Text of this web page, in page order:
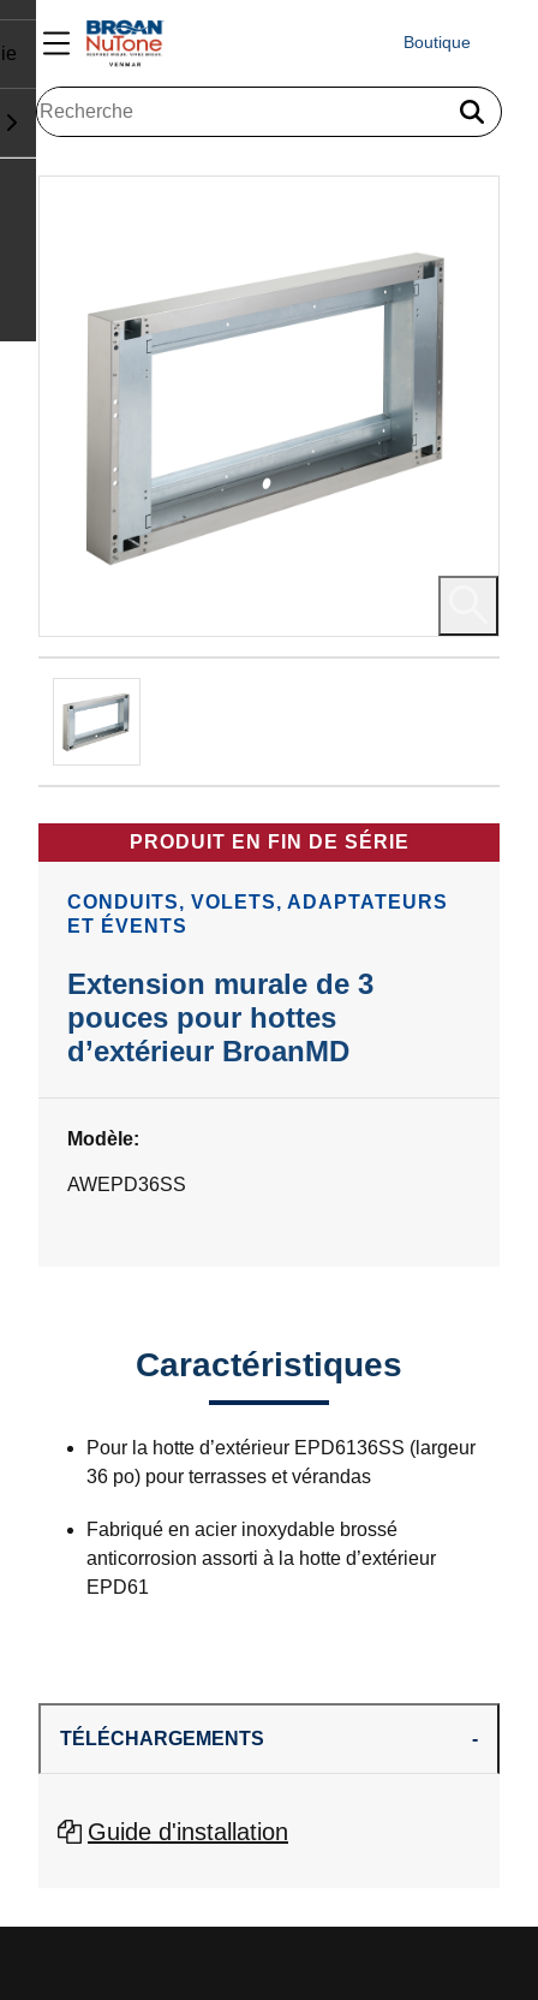
Boutique
PRODUIT EN FIN DE SÉRIE
CONDUITS, VOLETS, ADAPTATEURS
ET ÉVENTS
Extension murale de 3
pouces pour hottes
d’extérieur BroanMD
Modèle:
AWEPD36SS
Caractéristiques
Pour la hotte d’extérieur EPD6136SS (largeur
36 po) pour terrasses et vérandas
Fabriqué en acier inoxydable brossé
anticorrosion assorti à la hotte d’extérieur
EPD61
TÉLÉCHARGEMENTS
Guide d'installation